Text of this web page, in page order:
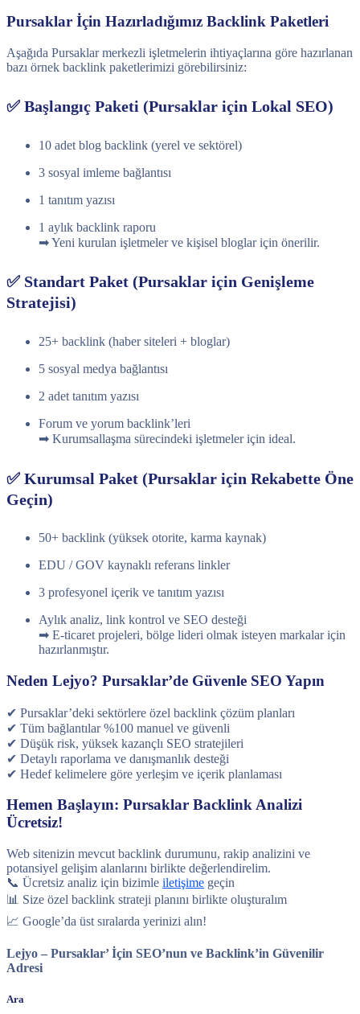
Pursaklar İçin Hazırladığımız Backlink Paketleri
Aşağıda Pursaklar merkezli işletmelerin ihtiyaçlarına göre hazırlanan
bazı örnek backlink paketlerimizi görebilirsiniz:
✅ Başlangıç Paketi (Pursaklar için Lokal SEO)
10 adet blog backlink (yerel ve sektörel)
3 sosyal imleme bağlantısı
1 tanıtım yazısı
1 aylık backlink raporu
➡ Yeni kurulan işletmeler ve kişisel bloglar için önerilir.
✅ Standart Paket (Pursaklar için Genişleme
Stratejisi)
25+ backlink (haber siteleri + bloglar)
5 sosyal medya bağlantısı
2 adet tanıtım yazısı
Forum ve yorum backlink’leri
➡ Kurumsallaşma sürecindeki işletmeler için ideal.
✅ Kurumsal Paket (Pursaklar için Rekabette Öne
Geçin)
50+ backlink (yüksek otorite, karma kaynak)
EDU / GOV kaynaklı referans linkler
3 profesyonel içerik ve tanıtım yazısı
Aylık analiz, link kontrol ve SEO desteği
➡ E-ticaret projeleri, bölge lideri olmak isteyen markalar için
hazırlanmıştır.
Neden Lejyo? Pursaklar’de Güvenle SEO Yapın
✔ Pursaklar’deki sektörlere özel backlink çözüm planları
✔ Tüm bağlantılar %100 manuel ve güvenli
✔ Düşük risk, yüksek kazançlı SEO stratejileri
✔ Detaylı raporlama ve danışmanlık desteği
✔ Hedef kelimelere göre yerleşim ve içerik planlaması
Hemen Başlayın: Pursaklar Backlink Analizi
Ücretsiz!
Web sitenizin mevcut backlink durumunu, rakip analizini ve
potansiyel gelişim alanlarını birlikte değerlendirelim.
📞 Ücretsiz analiz için bizimle iletişime geçin
📊 Size özel backlink strateji planını birlikte oluşturalım
📈 Google’da üst sıralarda yerinizi alın!
Lejyo – Pursaklar’ İçin SEO’nun ve Backlink’in Güvenilir
Adresi
Ara